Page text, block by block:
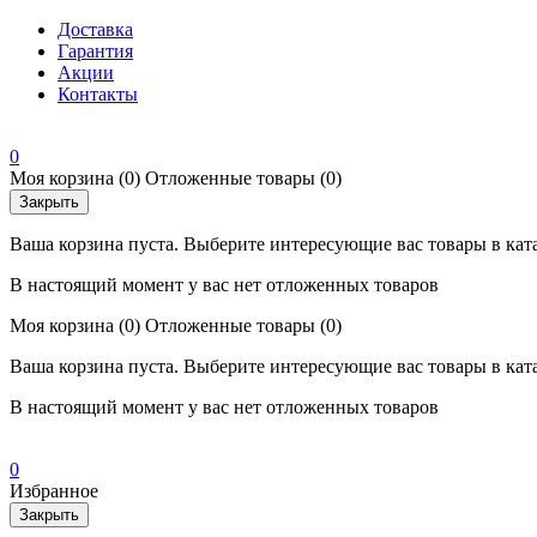
Доставка
Гарантия
Акции
Контакты
0
Моя корзина (0) Отложенные товары (0)
Закрыть
Ваша корзина пуста. Выберите интересующие вас товары в
В настоящий момент у вас нет отложенных товаров
Моя корзина (0) Отложенные товары (0)
Ваша корзина пуста. Выберите интересующие вас товары в
В настоящий момент у вас нет отложенных товаров
0
Избранное
Закрыть